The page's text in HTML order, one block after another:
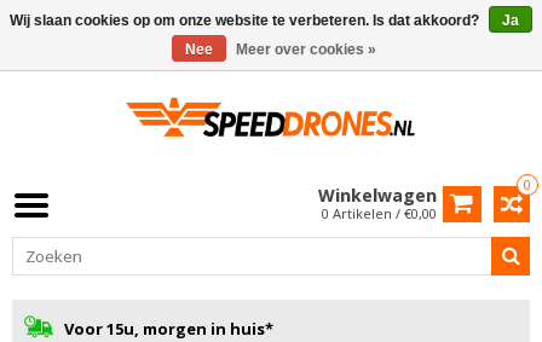
0
Winkelwagen
0 Artikelen / €0,00
Voor 15u, morgen in huis*
Wij slaan cookies op om onze website te verbeteren. Is dat akkoord?
Ja
Nee
Meer over cookies »